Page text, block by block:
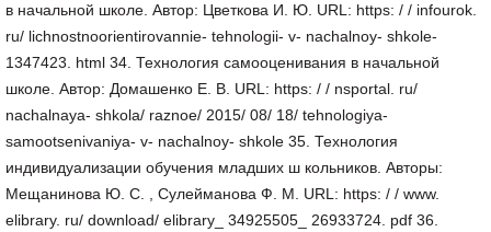
в начальной школе. Автор: Цветкова И. Ю. URL: https: / / infourok.
ru/ lichnostnoorientirovannie- tehnologii- v- nachalnoy- shkole-
1347423. html 34. Технология самооценивания в начальной
школе. Автор: Домашенко Е. В. URL: https: / / nsportal. ru/
nachalnaya- shkola/ raznoe/ 2015/ 08/ 18/ tehnologiya-
samootsenivaniya- v- nachalnoy- shkole 35. Технология
индивидуализации обучения младших ш кольников. Авторы:
Мещанинова Ю. С. , Сулейманова Ф. М. URL: https: / / www.
elibrary. ru/ download/ elibrary_ 34925505_ 26933724. pdf 36.